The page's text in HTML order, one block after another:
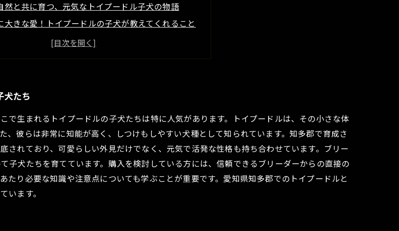
然と共に育つ、元気なトイプードル子犬の物語
大きな愛！トイプードルの子犬が教えてくれること
のこだわり：知多郡のトイプードル子犬の魅力とは
トイプードルとの素敵な生活が始まる！
犬たち
で生まれるトイプードルの子犬たちは特に人気があります。トイプードルは、その小さな体
、彼らは非常に知能が高く、しつけもしやすい犬種として知られています。知多郡で育成さ
されており、可愛らしい外見だけでなく、元気で活発な性格も持ち合わせています。ブリー
子犬たちを育てています。購入を検討している方には、信頼できるブリーダーからの直接の
たり必要な知識や注意点についても学ぶことが重要です。愛知県知多郡でのトイプードルと
います。